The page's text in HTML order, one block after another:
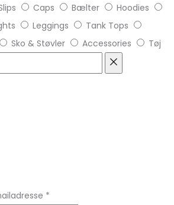
Caps Bælter
Hoodies
Leggings
Tank Tops
Sko & Støvler Accessories Tøj
*